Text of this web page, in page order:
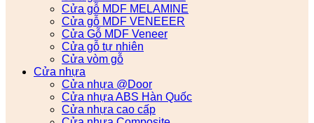
Cửa gỗ MDF MELAMINE
Cửa gỗ MDF VENEEER
Cửa Gỗ MDF Veneer
Cửa gỗ tự nhiên
Cửa vòm gỗ
Cửa nhựa
Cửa nhựa @Door
Cửa nhựa ABS Hàn Quốc
Cửa nhựa cao cấp